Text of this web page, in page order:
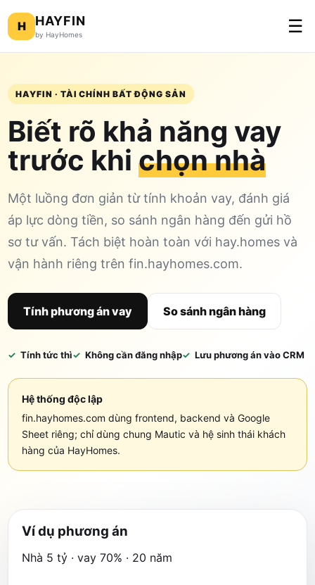
H HAYFIN
by HayHomes ☰
HAYFIN · TÀI CHÍNH BẤT ĐỘNG SẢN
Biết rõ khả năng vay
trước khi chọn nhà
Một luồng đơn giản từ tính khoản vay, đánh giá
áp lực dòng tiền, so sánh ngân hàng đến gửi hồ
sơ tư vấn. Tách biệt hoàn toàn với hay.homes và
vận hành riêng trên fin.hayhomes.com.
Tính phương án vay So sánh ngân hàng
Tính tức thì Không cần đăng nhập Lưu phương án vào CRM
Hệ thống độc lập
fin.hayhomes.com dùng frontend, backend và Google
Sheet riêng; chỉ dùng chung Mautic và hệ sinh thái khách
hàng của HayHomes.
Ví dụ phương án
Nhà 5 tỷ · vay 70% · 20 năm